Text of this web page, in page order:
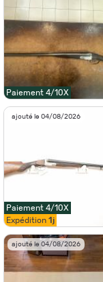
Paiement 4/10X
ajouté le 04/08/2026
Paiement 4/10X
Expédition 1j
ajouté le 04/08/2026